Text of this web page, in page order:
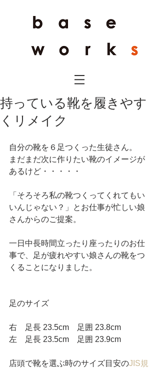
持っている靴を履きやす
くリメイク
自分の靴を６足つくった生徒さん。
まだまだ次に作りたい靴のイメージが
あるけど・・・・・
「そろそろ私の靴つくってくれてもい
いんじゃない？」とお仕事が忙しい娘
さんからのご提案。
一日中長時間立ったり座ったりのお仕
事で、足が疲れやすい娘さんの靴をつ
くることになりました。
足のサイズ
右　足長 23.5cm　足囲 23.8cm
左　足長 23.5cm　足囲 23.9cm
店頭で靴を選ぶ時のサイズ目安のJIS規